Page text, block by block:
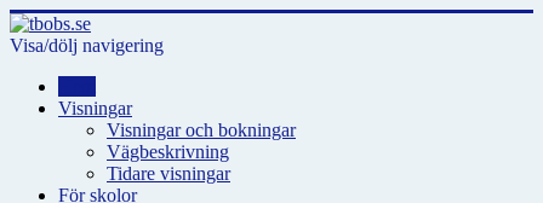
Visa/dölj navigering
Visningar
Visningar och bokningar
Vägbeskrivning
Tidare visningar
För skolor